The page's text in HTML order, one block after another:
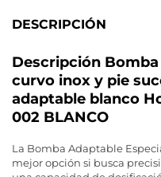
DESCRIPCIÓN
Descripción
curvo inox y pie
adaptable blanco
002 BLANCO
La Bomba Adaptable
mejor opción si busca